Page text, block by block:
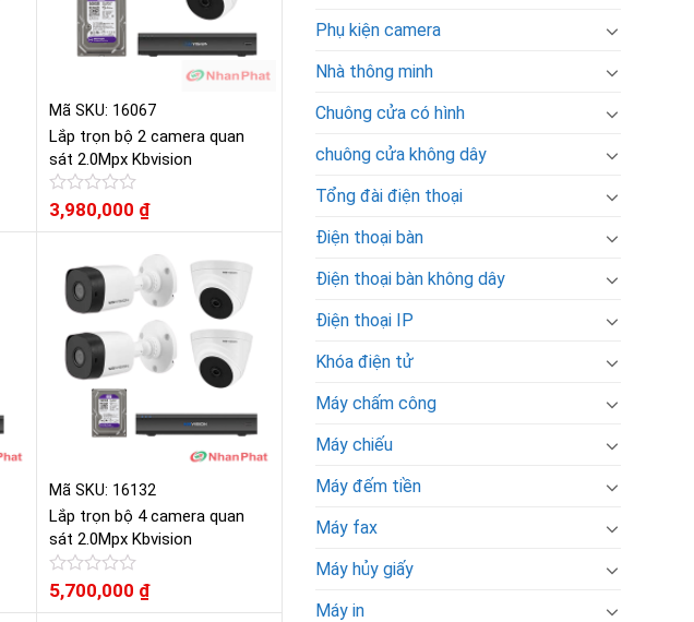
Mã SKU: 16067
Lắp trọn bộ 2 camera quan
sát 2.0Mpx Kbvision
Được
xếp
sao
3,980,000 ₫
Mã SKU: 16132
Lắp trọn bộ 4 camera quan
sát 2.0Mpx Kbvision
Được
xếp
5,700,000 ₫
Phụ kiện camera
Nhà thông minh
Chuông cửa có hình
chuông cửa không dây
Tổng đài điện thoại
Điện thoại bàn
Điện thoại bàn không dây
Điện thoại IP
Khóa điện tử
Máy chấm công
Máy chiếu
Máy đếm tiền
Máy fax
Máy hủy giấy
Máy in